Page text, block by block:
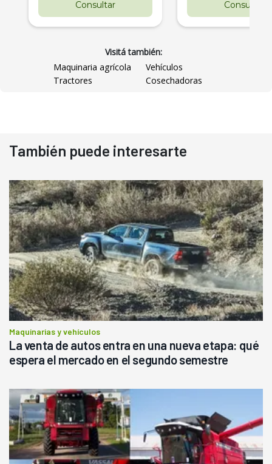
Consultar Consultar
Visitá también:
Maquinaria agrícola
Vehículos
Tractores
Cosechadoras
También puede interesarte
Maquinarias y vehículos
La venta de autos entra en una nueva etapa: qué
espera el mercado en el segundo semestre